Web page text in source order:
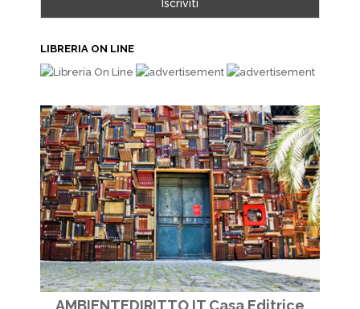
LIBRERIA ON LINE
AMBIENTEDIRITTO.IT Casa Editrice